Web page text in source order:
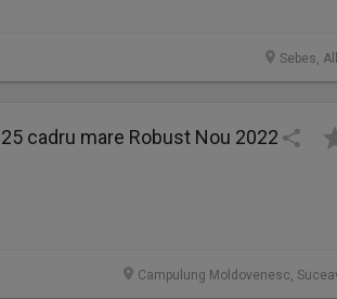
Sebes,
cadru mare Robust Nou 2022
Campulung Moldovenesc,